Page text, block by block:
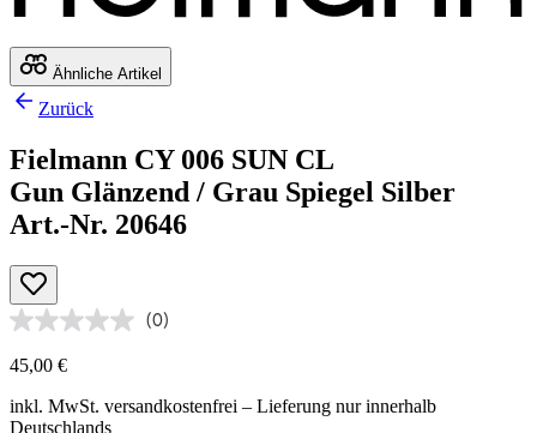
Ähnliche Artikel
Zurück
Fielmann CY 006 SUN CL
Gun Glänzend / Grau Spiegel Silber
Art.-Nr. 20646
(0)
45,00 €
inkl. MwSt. versandkostenfrei – Lieferung nur innerhalb
Deutschlands